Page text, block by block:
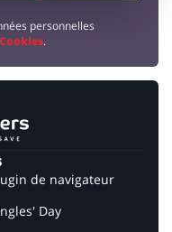
personnelles
.
de navigateur
Day